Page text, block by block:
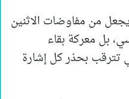
من مفاوضات الاثنين
بل معركة بقاء
تترقب بحذر كل إشارة